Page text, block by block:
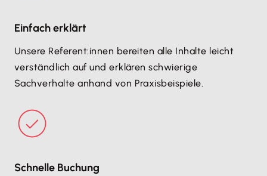
Einfach erklärt
Unsere Referent:innen bereiten alle Inhalte leicht
verständlich auf und erklären schwierige
Sachverhalte anhand von Praxisbeispiele.
Schnelle Buchung